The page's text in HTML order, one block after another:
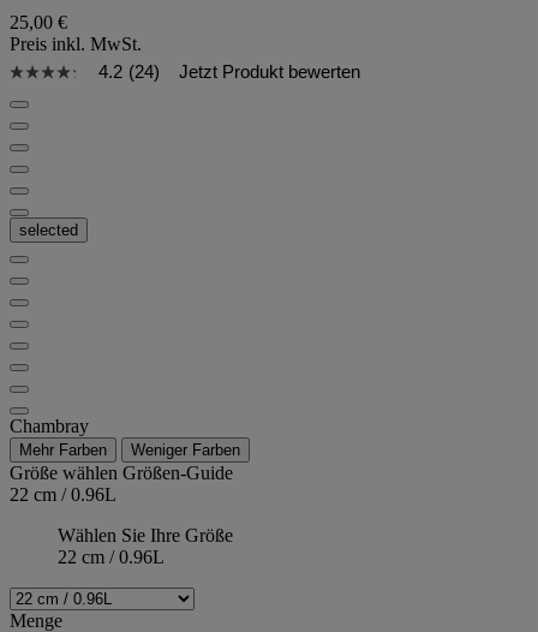
25,00 €
Preis inkl. MwSt.
4.2 (24) Jetzt Produkt bewerten
selected
Chambray
Mehr Farben Weniger Farben
Größe wählen Größen-Guide
22 cm / 0.96L
Wählen Sie Ihre Größe
22 cm / 0.96L
Menge